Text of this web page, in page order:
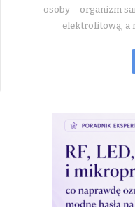
osoby – organizm
elektrolitową, a